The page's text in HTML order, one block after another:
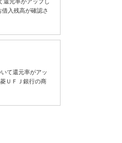
還元率がアップし
入残高が確認さ
て還元率がアッ
ＵＦＪ銀行の商